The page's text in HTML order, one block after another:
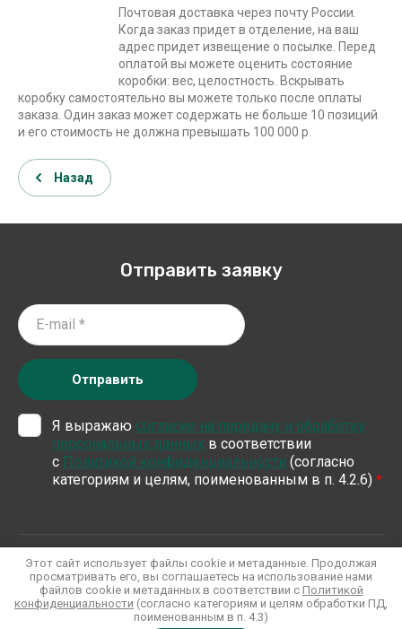
Почтовая доставка через почту России.
Когда заказ придет в отделение, на ваш
адрес придет извещение о посылке. Перед
оплатой вы можете оценить состояние
коробки: вес, целостность. Вскрывать
коробку самостоятельно вы можете только после оплаты
заказа. Один заказ может содержать не больше 10 позиций
и его стоимость не должна превышать 100 000 р.
Назад
Отправить заявку
Я выражаю согласие на передачу и обработку
персональных данных в соответствии
с Политикой конфиденциальности (согласно
категориям и целям, поименованным в п. 4.2.6) *
Отправить
Хозтовары оптом
Политика конфиденциальности
Этот сайт использует файлы cookie и метаданные. Продолжая
просматривать его, вы соглашаетесь на использование нами
файлов cookie и метаданных в соответствии с Политикой
конфиденциальности (согласно категориям и целям обработки ПД,
поименованным в п. 4.3)